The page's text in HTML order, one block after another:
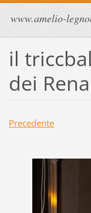
www.amelio-
il
dei
Precedente